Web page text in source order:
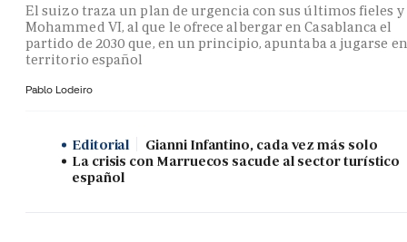
El suizo traza un plan de urgencia con sus últimos fieles y
Mohammed VI, al que le ofrece albergar en Casablanca el
partido de 2030 que, en un principio, apuntaba a jugarse en
territorio español
Pablo Lodeiro
Editorial
Gianni Infantino, cada vez más solo
La crisis con Marruecos sacude al sector turístico
español